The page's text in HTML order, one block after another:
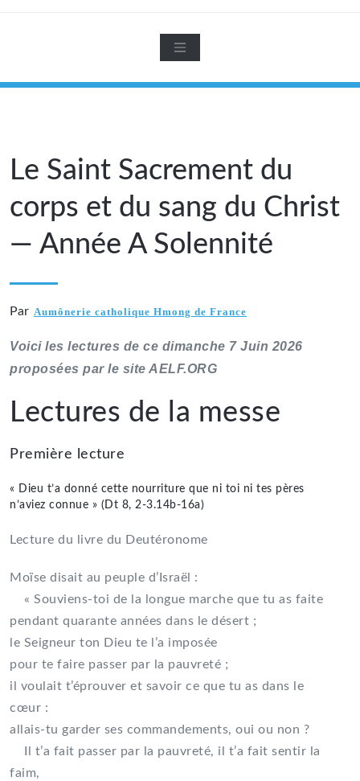
Le Saint Sacrement du
corps et du sang du Christ
— Année A Solennité
Par Aumônerie catholique Hmong de France
Voici les lectures de ce dimanche 7 Juin 2026
proposées par le site AELF.ORG
Lectures de la messe
Première lecture
« Dieu t’a donné cette nourriture que ni toi ni tes pères
n’aviez connue » (Dt 8, 2-3.14b-16a)
Lecture du livre du Deutéronome
Moïse disait au peuple d’Israël :
« Souviens-toi de la longue marche que tu as faite
pendant quarante années dans le désert ;
le Seigneur ton Dieu te l’a imposée
pour te faire passer par la pauvreté ;
il voulait t’éprouver et savoir ce que tu as dans le
cœur :
allais-tu garder ses commandements, oui ou non ?
Il t’a fait passer par la pauvreté, il t’a fait sentir la
faim,